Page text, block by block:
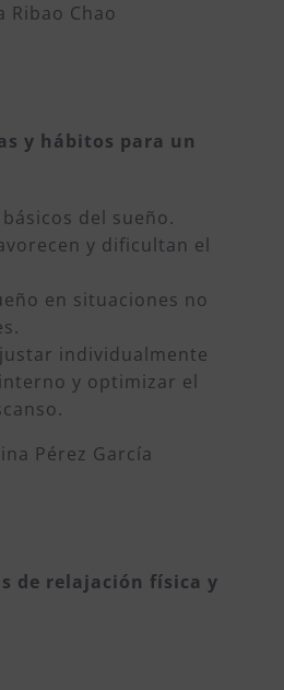
Ribao Chao
y hábitos para un
del sueño.
y dificultan el
en situaciones no
individualmente
y optimizar el
Pérez García
de relajación física y